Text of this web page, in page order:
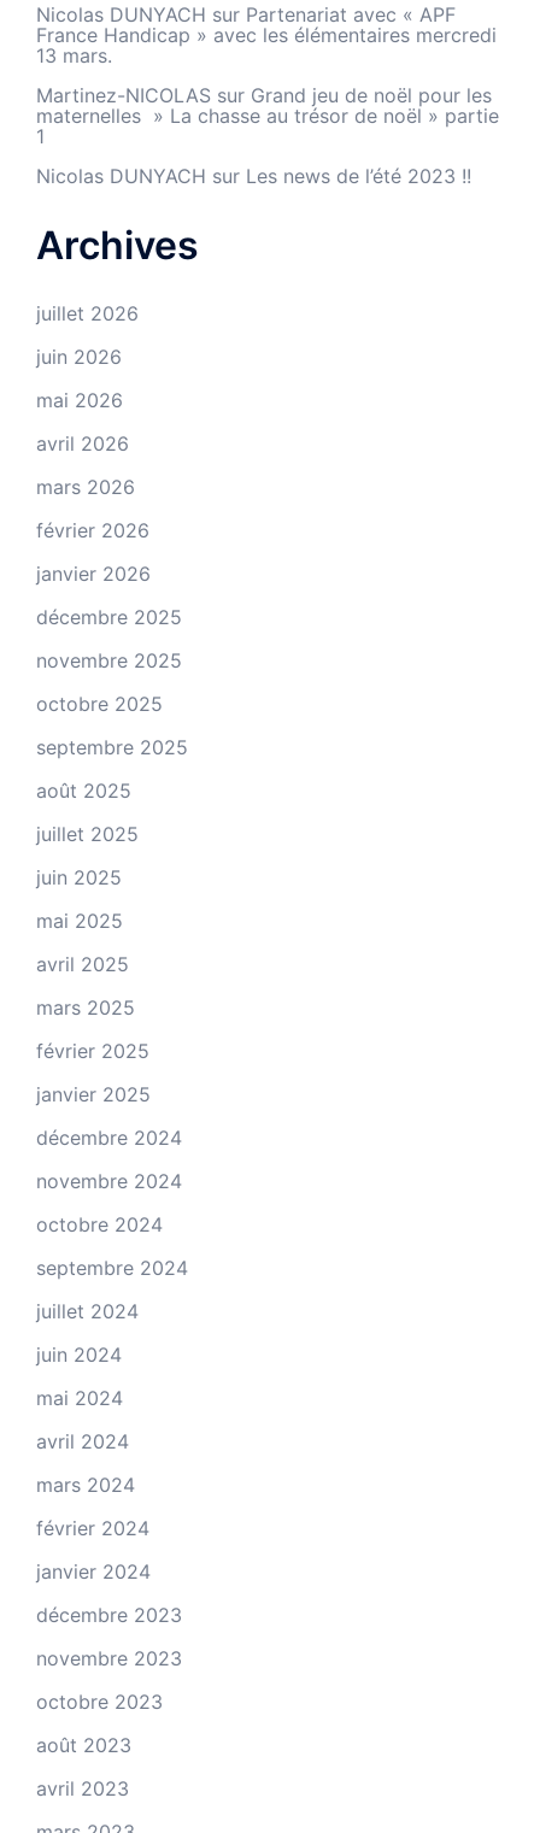
Nicolas DUNYACH sur Partenariat avec « APF
France Handicap » avec les élémentaires mercredi
13 mars.
Martinez-NICOLAS sur Grand jeu de noël pour les
maternelles » La chasse au trésor de noël » partie
1
Nicolas DUNYACH sur Les news de l’été 2023 !!
Archives
juillet 2026
juin 2026
mai 2026
avril 2026
mars 2026
février 2026
janvier 2026
décembre 2025
novembre 2025
octobre 2025
septembre 2025
août 2025
juillet 2025
juin 2025
mai 2025
avril 2025
mars 2025
février 2025
janvier 2025
décembre 2024
novembre 2024
octobre 2024
septembre 2024
juillet 2024
juin 2024
mai 2024
avril 2024
mars 2024
février 2024
janvier 2024
décembre 2023
novembre 2023
octobre 2023
août 2023
avril 2023